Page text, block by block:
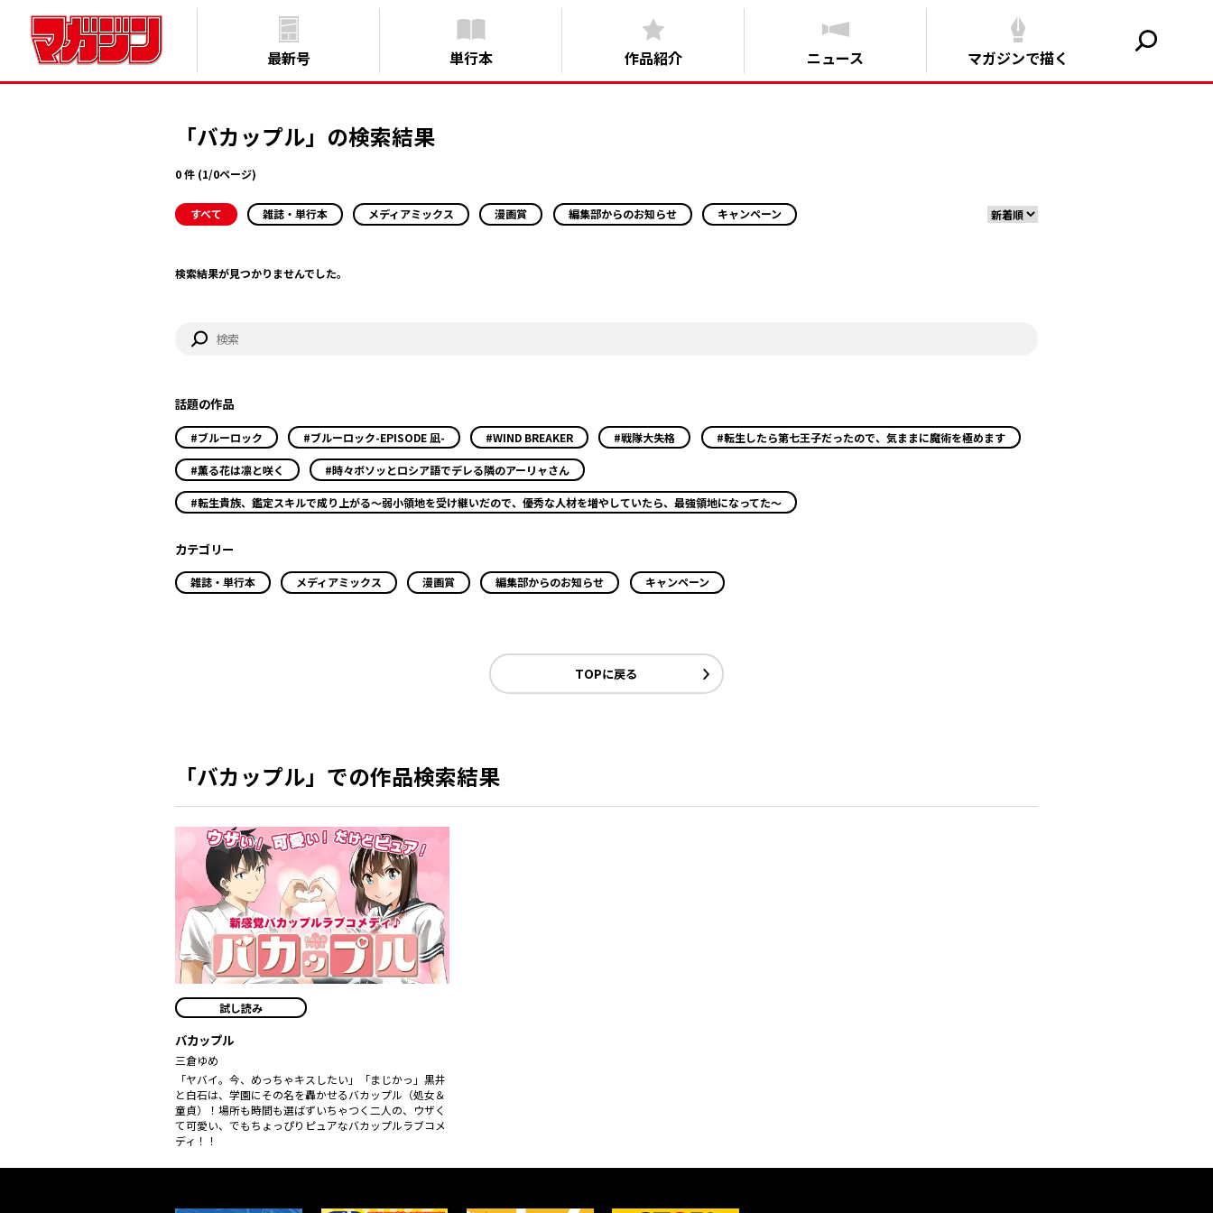
最新号 単行本 作品紹介 ニュース マガジンで描く
「バカップル」の検索結果
0 件 (1/0ページ)
すべて 雑誌・単行本 メディアミックス 漫画賞 編集部からのお知らせ キャンペーン
検索結果が見つかりませんでした。
話題の作品
#ブルーロック #ブルーロック-EPISODE 凪- #WIND BREAKER #戦隊大失格 #転生したら第七王子だったので、気ままに魔術を極めます
#薫る花は凛と咲く #時々ボソッとロシア語でデレる隣のアーリャさん
#転生貴族、鑑定スキルで成り上がる～弱小領地を受け継いだので、優秀な人材を増やしていたら、最強領地になってた～
カテゴリー
雑誌・単行本 メディアミックス 漫画賞 編集部からのお知らせ キャンペーン
TOPに戻る
「バカップル」での作品検索結果
試し読み
バカップル
三倉ゆめ
「ヤバイ。今、めっちゃキスしたい」「まじかっ」黒井
と白石は、学園にその名を轟かせるバカップル（処女＆
童貞）！場所も時間も選ばずいちゃつく二人の、ウザく
て可愛い、でもちょっぴりピュアなバカップルラブコメ
ディ！！